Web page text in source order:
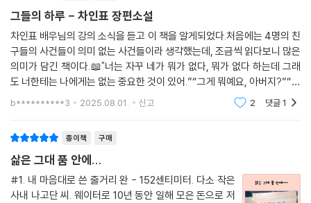
그들의 하루 - 차인표 장편소설
차인표 배우님의 강의 소식을 듣고 이 책을 알게되었다.처음에는 4명의 친
구들의 사건들이 의미 없는 사건들이라 생각했는데, 조금씩 읽다보니 많은
의미가 담긴 책이다.📖"너는 자꾸 네가 뭐가 없다, 뭐가 없다 하는데 그래
도 너한테는 나에게는 없는 중요한 것이 있어.”“그게 뭐예요, 아버지?”“오
늘 하루.”“중요한 거라면서•••••• 고작 하루요?”라고 말하려다가 토달지
b**********3 2025.08.01. 신고 2 댓글1
종이책 구매
삶은 그대 품 안에...
#1. 내 마음대로 쓴 줄거리 완 - 152센티미터. 다소 작은
사내 나고단 씨. 웨이터로 10년 동안 일해 모은 돈으로 저